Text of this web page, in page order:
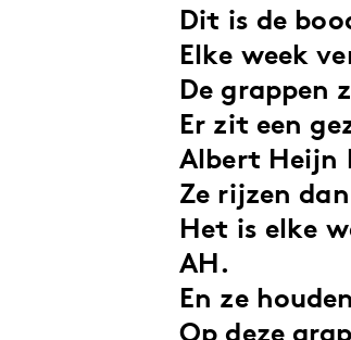
Dit is de
Elke week
De grappen
Er zit een
Albert Heijn
Ze rijzen
Het is elke
AH.
En ze
Op deze